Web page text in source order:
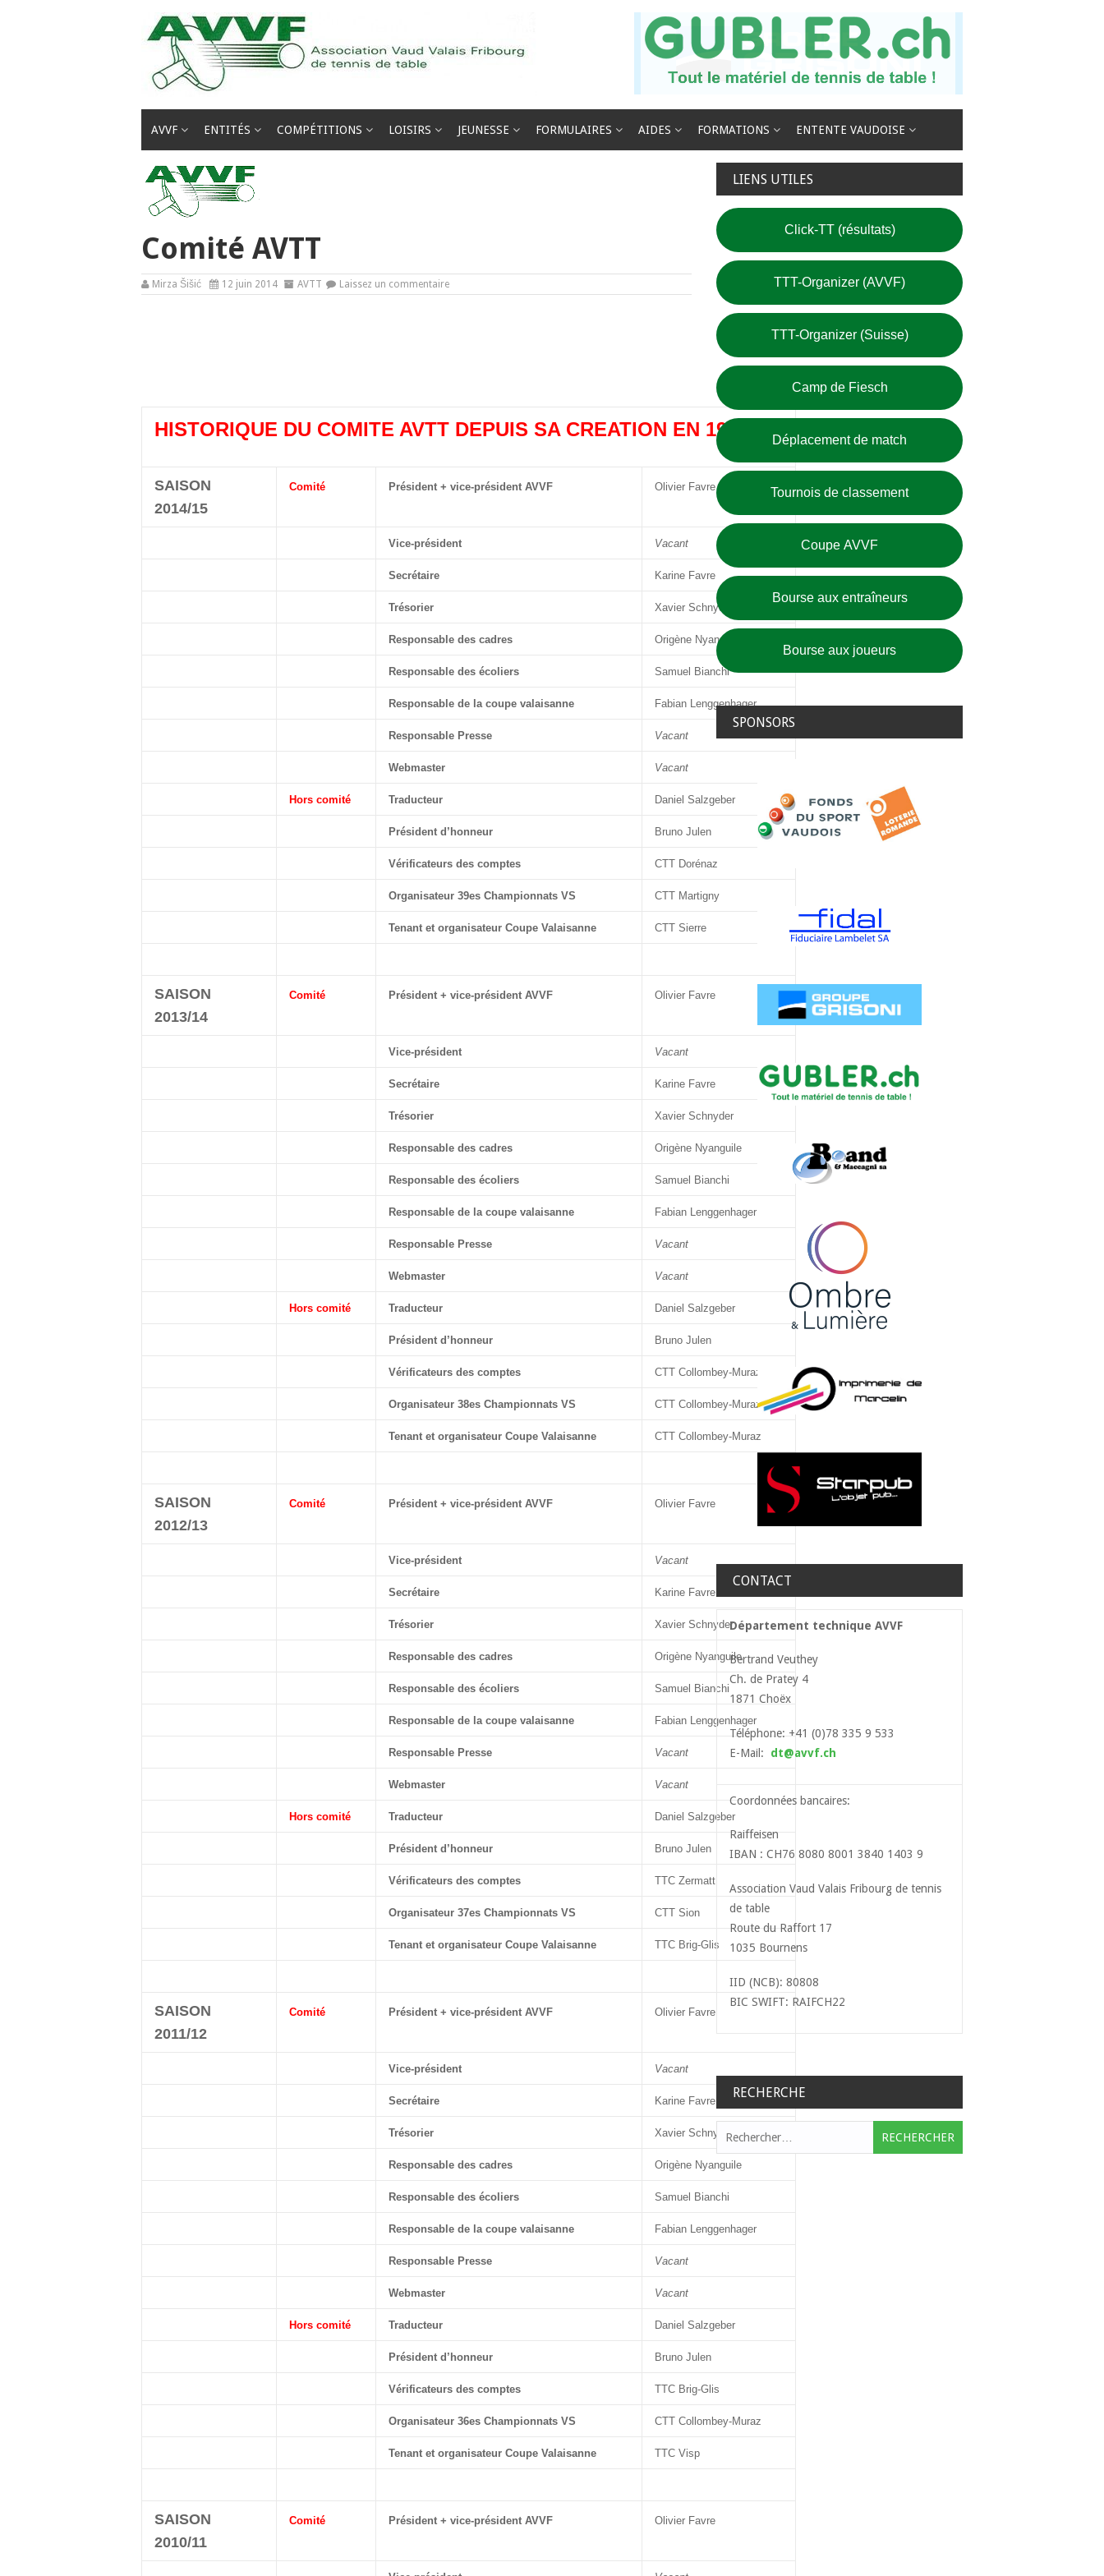
AVVF ENTITÉS COMPÉTITIONS LOISIRS JEUNESSE FORMULAIRES AIDES FORMATIONS ENTENTE VAUDOISE
Comité AVTT
Mirza Šišić 12 juin 2014 AVTT Laissez un commentaire
HISTORIQUE DU COMITE AVTT DEPUIS SA CREATION EN 1982
SAISON
2014/15
Comité Président + vice-président AVVF Olivier Favre
Vice-président Vacant
Secrétaire Karine Favre
Trésorier Xavier Schnyder
Responsable des cadres Origène Nyanguile
Responsable des écoliers Samuel Bianchi
Responsable de la coupe valaisanne Fabian Lenggenhager
Responsable Presse Vacant
Webmaster Vacant
Hors comité Traducteur Daniel Salzgeber
Président d’honneur Bruno Julen
Vérificateurs des comptes CTT Dorénaz
Organisateur 39es Championnats VS CTT Martigny
Tenant et organisateur Coupe Valaisanne CTT Sierre
SAISON
2013/14
Comité Président + vice-président AVVF Olivier Favre
Vice-président Vacant
Secrétaire Karine Favre
Trésorier Xavier Schnyder
Responsable des cadres Origène Nyanguile
Responsable des écoliers Samuel Bianchi
Responsable de la coupe valaisanne Fabian Lenggenhager
Responsable Presse Vacant
Webmaster Vacant
Hors comité Traducteur Daniel Salzgeber
Président d’honneur Bruno Julen
Vérificateurs des comptes CTT Collombey-Muraz
Organisateur 38es Championnats VS CTT Collombey-Muraz
Tenant et organisateur Coupe Valaisanne CTT Collombey-Muraz
SAISON
2012/13
Comité Président + vice-président AVVF Olivier Favre
Vice-président Vacant
Secrétaire Karine Favre
Trésorier Xavier Schnyder
Responsable des cadres Origène Nyanguile
Responsable des écoliers Samuel Bianchi
Responsable de la coupe valaisanne Fabian Lenggenhager
Responsable Presse Vacant
Webmaster Vacant
Hors comité Traducteur Daniel Salzgeber
Président d’honneur Bruno Julen
Vérificateurs des comptes TTC Zermatt
Organisateur 37es Championnats VS CTT Sion
Tenant et organisateur Coupe Valaisanne TTC Brig-Glis
SAISON
2011/12
Comité Président + vice-président AVVF Olivier Favre
Vice-président Vacant
Secrétaire Karine Favre
Trésorier Xavier Schnyder
Responsable des cadres Origène Nyanguile
Responsable des écoliers Samuel Bianchi
Responsable de la coupe valaisanne Fabian Lenggenhager
Responsable Presse Vacant
Webmaster Vacant
Hors comité Traducteur Daniel Salzgeber
Président d’honneur Bruno Julen
Vérificateurs des comptes TTC Brig-Glis
Organisateur 36es Championnats VS CTT Collombey-Muraz
Tenant et organisateur Coupe Valaisanne TTC Visp
SAISON
2010/11
Comité Président + vice-président AVVF Olivier Favre
LIENS UTILES
Click-TT (résultats)
TTT-Organizer (AVVF)
TTT-Organizer (Suisse)
Camp de Fiesch
Déplacement de match
Tournois de classement
Coupe AVVF
Bourse aux entraîneurs
Bourse aux joueurs
SPONSORS
CONTACT
Département technique AVVF
Bertrand Veuthey
Ch. de Pratey 4
1871 Choëx
Téléphone: +41 (0)78 335 9 533
E-Mail: dt@avvf.ch
Coordonnées bancaires:
Raiffeisen
IBAN : CH76 8080 8001 3840 1403 9
Association Vaud Valais Fribourg de tennis
de table
Route du Raffort 17
1035 Bournens
IID (NCB): 80808
BIC SWIFT: RAIFCH22
RECHERCHE
Rechercher :